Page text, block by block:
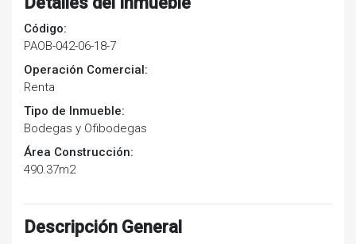
Código:
PAOB-042-06-18-7
Operación Comercial:
Renta
Tipo de Inmueble:
Bodegas y Ofibodegas
Área Construcción:
490.37m2
Descripción General